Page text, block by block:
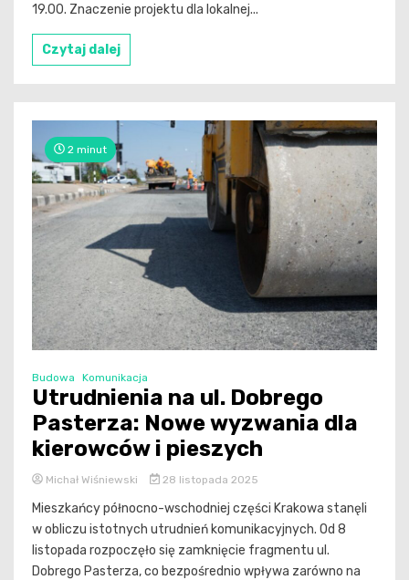
19.00. Znaczenie projektu dla lokalnej...
Czytaj dalej
2 minut
Budowa Komunikacja
Utrudnienia na ul. Dobrego
Pasterza: Nowe wyzwania dla
kierowców i pieszych
Michał Wiśniewski 28 listopada 2025
Mieszkańcy północno-wschodniej części Krakowa stanęli
w obliczu istotnych utrudnień komunikacyjnych. Od 8
listopada rozpoczęło się zamknięcie fragmentu ul.
Dobrego Pasterza, co bezpośrednio wpływa zarówno na